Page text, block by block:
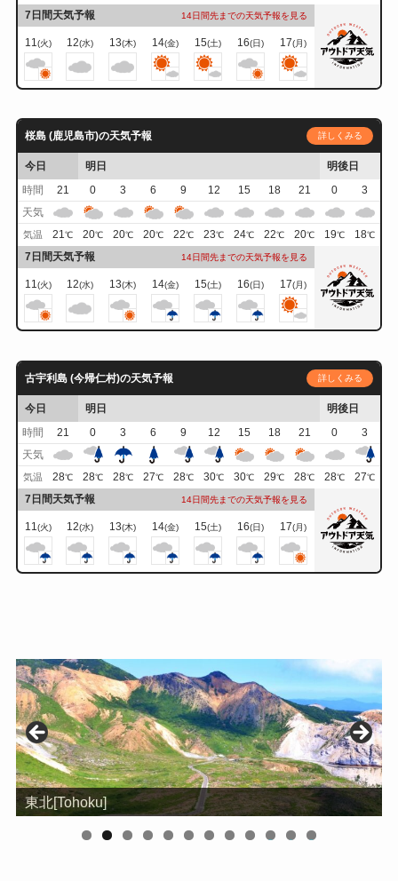
7日間天気予報 14日間先までの天気予報を見る
11(火) 12(水) 13(木) 14(金) 15(土) 16(日) 17(月)
桜島 (鹿児島市)の天気予報 詳しくみる
今日 明日
明後日
時間
21 0 3 6 9 12 15 18 21 0
3
天気
気温 21℃ 20℃ 20℃ 20℃ 22℃ 23℃ 24℃ 22℃ 20℃ 19℃ 18℃
7日間天気予報 14日間先までの天気予報を見る
11(火) 12(水) 13(木) 14(金) 15(土) 16(日) 17(月)
古宇利島 (今帰仁村)の天気予報 詳しくみる
今日 明日
明後日
時間
21 0 3 6 9 12 15 18 21 0
3
天気
気温 28℃ 28℃ 28℃ 27℃ 28℃ 30℃ 30℃ 29℃ 28℃ 28℃ 27℃
7日間天気予報 14日間先までの天気予報を見る
11(火) 12(水) 13(木) 14(金) 15(土) 16(日) 17(月)
北関東[Kita-Kanto]
0 1 2